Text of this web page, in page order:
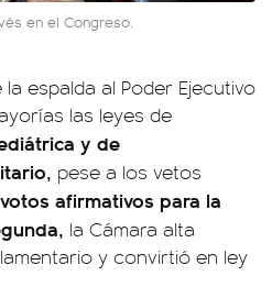
en el Congreso.
espalda al Poder Ejecutivo
las leyes de
y de
pese a los vetos
afirmativos para la
la Cámara alta
y convirtió en ley